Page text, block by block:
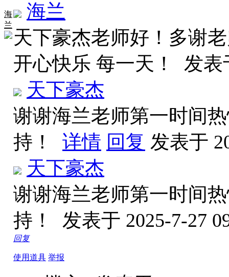
海
兰
海兰
天下豪杰老师好！多谢
开心快乐 每一天！ 发表
天下豪杰
谢谢海兰老师第一时间
持！ 详情 回复 发表于
天下豪杰
谢谢海兰老师第一时间
持！ 发表于 2025-7-27
回复
使用道具 举报